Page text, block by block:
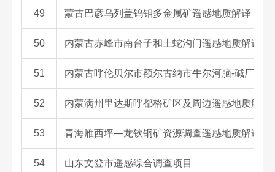
49 蒙古巴彦乌列盖钨钼多金属矿遥感地质解译
50 内蒙古赤峰市南台子和土蛇沟门遥感地质解译
51 内蒙古呼伦贝尔市额尔古纳市牛尔河脑-碱厂多
52 内蒙满州里达斯呼都格矿区及周边遥感地质解译
53 青海雁西坪—龙钦铜矿资源调查遥感地质解译
54 山东文登市遥感综合调查项目